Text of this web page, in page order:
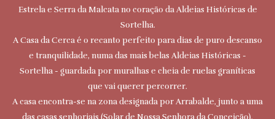
Estrela e Serra da Malcata no coração da Aldeias Históricas de
Sortelha.
A Casa da Cerca é o recanto perfeito para dias de puro descanso
e tranquilidade, numa das mais belas Aldeias Históricas -
Sortelha - guardada por muralhas e cheia de ruelas graníticas
que vai querer percorrer.
A casa encontra-se na zona designada por Arrabalde, junto a uma
das casas senhoriais (Solar de Nossa Senhora da Conceição).